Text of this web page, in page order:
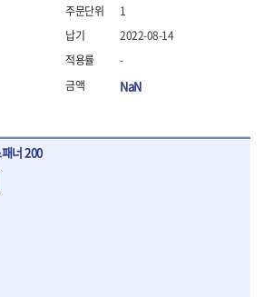
1
2022-08-14
-
NaN
너 200